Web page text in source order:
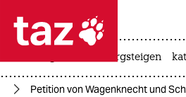
 taz zahl ich
taz zahl ich
bergsteigen
Petition von Wagenknecht und